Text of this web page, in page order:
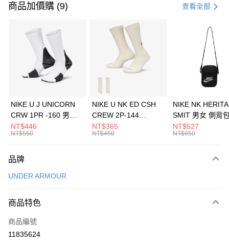
信用卡一次付款
3 期 0 利率 每期 21家銀行
合作金庫商業銀行
第一商業銀行
華南商業銀行
彰化商業銀行
上海商業儲蓄銀行
元大商業銀行
台灣樂天信用卡公司
Apple Pay
全盈+PAY
AFTEE先享後付
【關於「AFTEE先享後付」】
便利好安心！
３．安心：先確認商品／服務後，再付款。
【「AFTEE先享後付」結帳流程】
１．於結帳方式選擇「AFTEE先享後付」後，將跳轉至「AFTEE先享後付」
運送方式
每筆NT$100，滿NT$1,500(含以上)免運費
宅配
每筆NT$100，滿NT$1,500(含以上)免運費
商品加價購 (9) 查看全部
NIKE U J UNICORN
CRW 1PR -160 男女
中統襪 FZ3393100
NT$446
NT$550
NIKE U NK ED CSH
CREW 2P-144
EMBRDY 男女 短統襪
FZ3073133
NT$365
NT$450
NIKE NK
SMIT 男女 側背
BA5871010
NT$527
NT$650
品牌
UNDER ARMOUR
商品特色
商品編號
11835624